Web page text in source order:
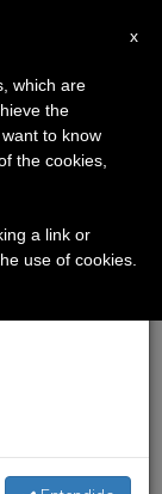
×
la pausa
de verano
el
x
which are
the
to know
the cookies,
a link or
use of cookies.